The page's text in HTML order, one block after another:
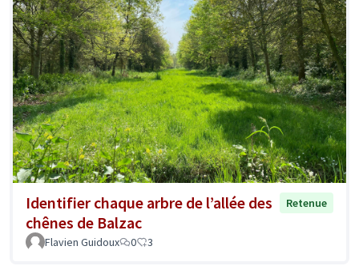
Identifier chaque arbre de l’allée des
chênes de Balzac
Retenue
Flavien Guidoux 0 3